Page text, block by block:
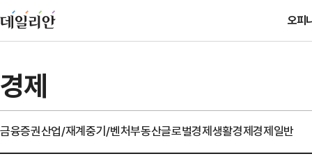
오피
경제
금융증권산업/재계중기/벤처부동산글로벌경제생활경제경제일반